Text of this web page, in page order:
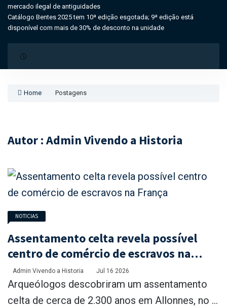
mercado ilegal de antiguidades
Catálogo Bentes 2025 tem 10ª edição esgotada; 9ª edição está
disponível com mais de 30% de desconto na unidade
Home Postagens
Autor : Admin Vivendo a Historia
NOTICIAS
Assentamento celta revela possível
centro de comércio de escravos na
França
Admin Vivendo a Historia Jul 16 2026
Arqueólogos descobriram um assentamento
celta de cerca de 2.300 anos em Allonnes, no ...